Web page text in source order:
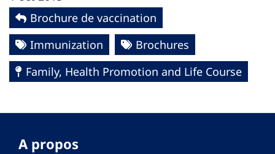
Brochure de vaccination
Immunization
Brochures
Family, Health Promotion and Life Course
A propos